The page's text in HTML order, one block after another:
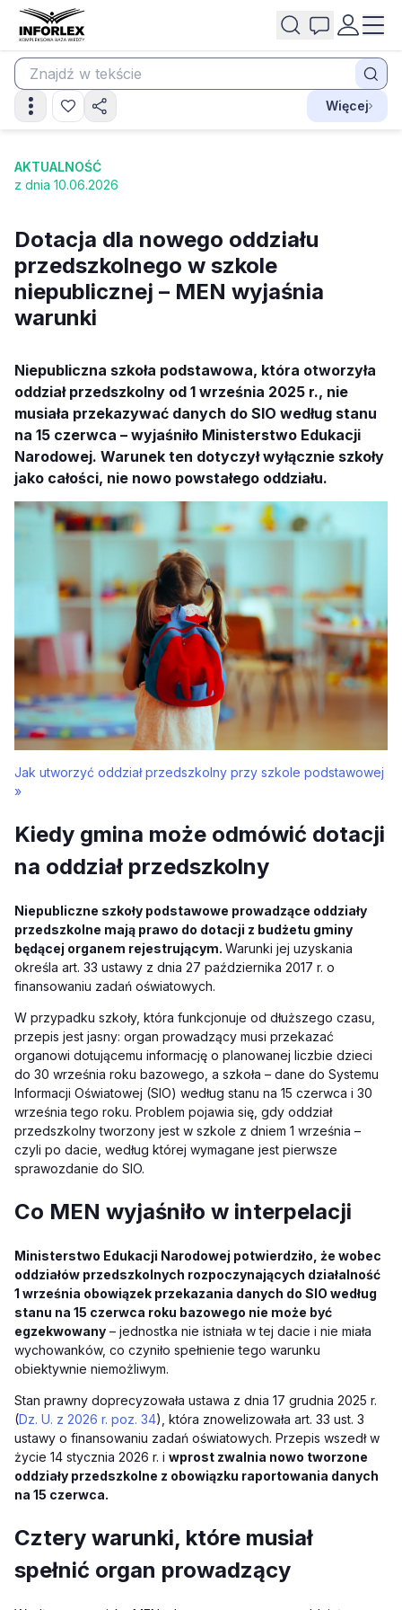
Więcej
AKTUALNOŚĆ
z dnia 10.06.2026
Dotacja dla nowego oddziału
przedszkolnego w szkole
niepublicznej – MEN wyjaśnia
warunki
Niepubliczna szkoła podstawowa, która otworzyła
oddział przedszkolny od 1 września 2025 r., nie
musiała przekazywać danych do SIO według stanu
na 15 czerwca – wyjaśniło Ministerstwo Edukacji
Narodowej. Warunek ten dotyczył wyłącznie szkoły
jako całości, nie nowo powstałego oddziału.
Jak utworzyć oddział przedszkolny przy szkole podstawowej
»
Kiedy gmina może odmówić dotacji
na oddział przedszkolny
Niepubliczne szkoły podstawowe prowadzące oddziały
przedszkolne mają prawo do dotacji z budżetu gminy
będącej organem rejestrującym. Warunki jej uzyskania
określa art. 33 ustawy z dnia 27 października 2017 r. o
finansowaniu zadań oświatowych.
W przypadku szkoły, która funkcjonuje od dłuższego czasu,
przepis jest jasny: organ prowadzący musi przekazać
organowi dotującemu informację o planowanej liczbie dzieci
do 30 września roku bazowego, a szkoła – dane do Systemu
Informacji Oświatowej (SIO) według stanu na 15 czerwca i 30
września tego roku. Problem pojawia się, gdy oddział
przedszkolny tworzony jest w szkole z dniem 1 września –
czyli po dacie, według której wymagane jest pierwsze
sprawozdanie do SIO.
Co MEN wyjaśniło w interpelacji
Ministerstwo Edukacji Narodowej potwierdziło, że wobec
oddziałów przedszkolnych rozpoczynających działalność
1 września obowiązek przekazania danych do SIO według
stanu na 15 czerwca roku bazowego nie może być
egzekwowany – jednostka nie istniała w tej dacie i nie miała
wychowanków, co czyniło spełnienie tego warunku
obiektywnie niemożliwym.
Stan prawny doprecyzowała ustawa z dnia 17 grudnia 2025 r.
(Dz. U. z 2026 r. poz. 34), która znowelizowała art. 33 ust. 3
ustawy o finansowaniu zadań oświatowych. Przepis wszedł w
życie 14 stycznia 2026 r. i wprost zwalnia nowo tworzone
oddziały przedszkolne z obowiązku raportowania danych
na 15 czerwca.
Cztery warunki, które musiał
spełnić organ prowadzący